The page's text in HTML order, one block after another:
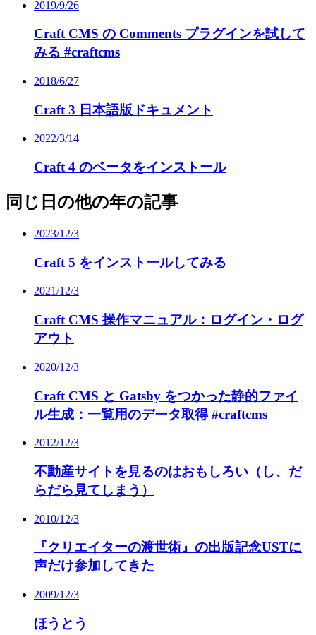
2019/9/26
Craft CMS の Comments プラグインを試して
みる #craftcms
2018/6/27
Craft 3 日本語版ドキュメント
2022/3/14
Craft 4 のベータをインストール
同じ日の他の年の記事
2023/12/3
Craft 5 をインストールしてみる
2021/12/3
Craft CMS 操作マニュアル：ログイン・ログ
アウト
2020/12/3
Craft CMS と Gatsby をつかった静的ファイ
ル生成：一覧用のデータ取得 #craftcms
2012/12/3
不動産サイトを見るのはおもしろい（し、だ
らだら見てしまう）
2010/12/3
『クリエイターの渡世術』の出版記念USTに
声だけ参加してきた
2009/12/3
ほうとう